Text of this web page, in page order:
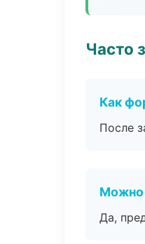
Часто
Как
После
Можно
Да,